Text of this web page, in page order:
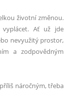
životní změnou.
vyplácet. Ať už jde
nevyužitý prostor,
a zodpovědným
náročným, třeba